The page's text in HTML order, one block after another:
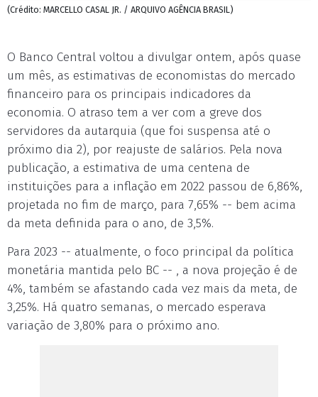
(Crédito: MARCELLO CASAL JR. / ARQUIVO AGÊNCIA BRASIL)
O Banco Central voltou a divulgar ontem, após quase
um mês, as estimativas de economistas do mercado
financeiro para os principais indicadores da
economia. O atraso tem a ver com a greve dos
servidores da autarquia (que foi suspensa até o
próximo dia 2), por reajuste de salários. Pela nova
publicação, a estimativa de uma centena de
instituições para a inflação em 2022 passou de 6,86%,
projetada no fim de março, para 7,65% -- bem acima
da meta definida para o ano, de 3,5%.
Para 2023 -- atualmente, o foco principal da política
monetária mantida pelo BC -- , a nova projeção é de
4%, também se afastando cada vez mais da meta, de
3,25%. Há quatro semanas, o mercado esperava
variação de 3,80% para o próximo ano.